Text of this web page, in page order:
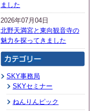
ました
2026年07月04日
北野天満宮と東向観音寺の
魅力を探ってきました
SKY事務局
SKYセミナー
ねんりんピック